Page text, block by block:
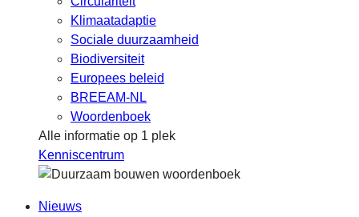
Klimaatadaptie
Sociale duurzaamheid
Biodiversiteit
Europees beleid
BREEAM-NL
Woordenboek
Alle informatie op 1 plek
Kenniscentrum
Nieuws